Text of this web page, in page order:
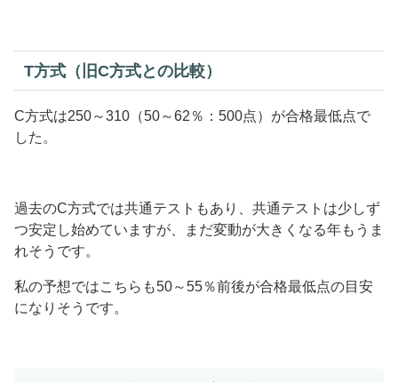
T方式（旧C方式との比較）
C方式は250～310（50～62％：500点）が合格最低点で
した。
過去のC方式では共通テストもあり、共通テストは少しず
つ安定し始めていますが、まだ変動が大きくなる年もうま
れそうです。
私の予想ではこちらも50～55％前後が合格最低点の目安
になりそうです。